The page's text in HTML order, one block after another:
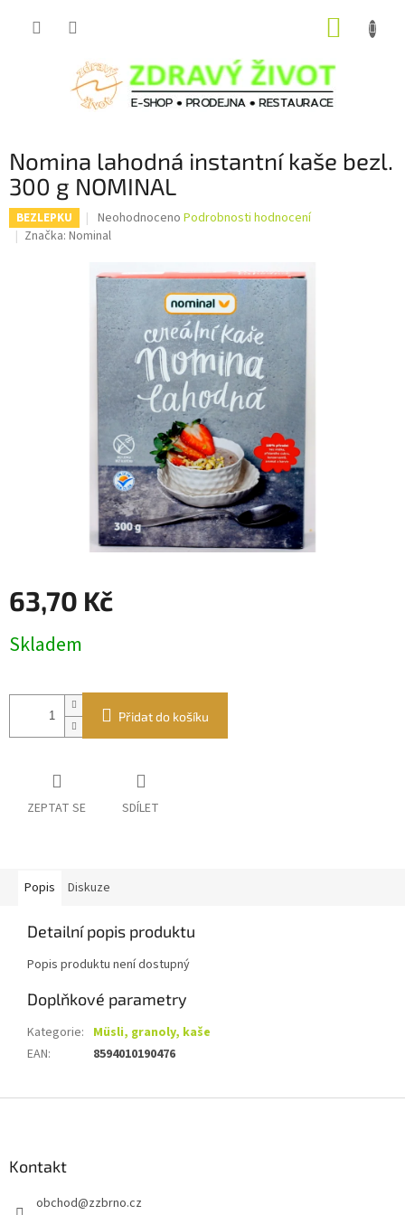
Nomina lahodná instantní kaše bezl.
300 g NOMINAL
BEZLEPKU
Průměrné
hodnocení
je
0,0
hvězdiček.
Neohodnoceno Podrobnosti hodnocení
Značka: Nominal
63,70 Kč
cena:
Skladem
Přidat do košíku
ZEPTAT SE SDÍLET
Popis Diskuze
Detailní popis produktu
Popis produktu není dostupný
Doplňkové parametry
Kategorie: Müsli, granoly, kaše
EAN: 8594010190476
Kontakt
obchod@zzbrno.cz